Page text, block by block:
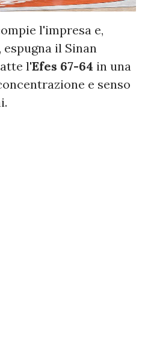
l'impresa e,
il Sinan
l'Efes 67-64 in una
e senso